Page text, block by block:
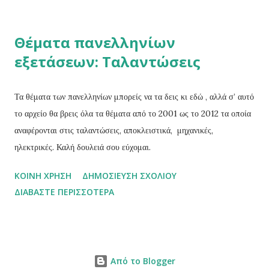
Βραχμαγκούπτα παρότι ήταν ο πρώτος που ασχολήθηκε μαζί του
ενδελεχώς, ομολογουμένως δεν κατάφερε να χειριστεί την διαίρεση.
επίσης Ινδός μαθηματικός Μπασκάρα γνώριζε ότι όσο μικρότερος
είναι ο διαιρέτης σε μια διαίρεση τόσο μεγαλύτερο είναι το πη...
Θέματα πανελληνίων
εξετάσεων: Ταλαντώσεις
Τα θέματα των πανελληνίων μπορείς να τα δεις κι εδώ , αλλά σ’ αυτό
το αρχείο θα βρεις όλα τα θέματα από το 2001 ως το 2012 τα οποία
αναφέρονται στις ταλαντώσεις, αποκλειστικά, μηχανικές,
ηλεκτρικές. Καλή δουλειά σου εύχομαι.
ΚΟΙΝΉ ΧΡΉΣΗ
ΔΗΜΟΣΊΕΥΣΗ ΣΧΟΛΊΟΥ
ΔΙΑΒΆΣΤΕ ΠΕΡΙΣΣΌΤΕΡΑ
Από το Blogger